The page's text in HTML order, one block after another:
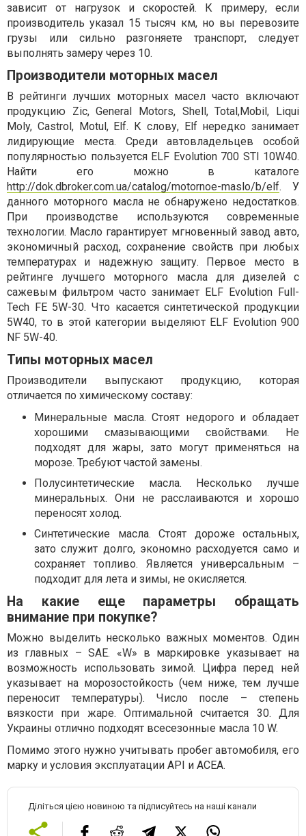
зависит от нагрузок и скоростей. К примеру, если
производитель указал 15 тысяч км, но вы перевозите
грузы или сильно разгоняете транспорт, следует
выполнять замеру через 10.
Производители моторных масел
В рейтинги лучших моторных масел часто включают
продукцию Zic, General Motors, Shell, Total,Mobil, Liqui
Moly, Castrol, Motul, Elf. К слову, Elf нередко занимает
лидирующие места. Среди автовладельцев особой
популярностью пользуется ELF Evolution 700 STI 10W40.
Найти его можно в каталоге
http://dok.dbroker.com.ua/catalog/motornoe-maslo/b/elf. У
данного моторного масла не обнаружено недостатков.
При производстве используются современные
технологии. Масло гарантирует мгновенный завод авто,
экономичный расход, сохранение свойств при любых
температурах и надежную защиту. Первое место в
рейтинге лучшего моторного масла для дизелей с
сажевым фильтром часто занимает ELF Evolution Full-
Tech FE 5W-30. Что касается синтетической продукции
5W40, то в этой категории выделяют ELF Evolution 900
NF 5W-40.
Типы моторных масел
Производители выпускают продукцию, которая
отличается по химическому составу:
Минеральные масла. Стоят недорого и обладает
хорошими смазывающими свойствами. Не
подходят для жары, зато могут применяться на
морозе. Требуют частой замены.
Полусинтетические масла. Несколько лучше
минеральных. Они не расслаиваются и хорошо
переносят холод.
Синтетические масла. Стоят дороже остальных,
зато служит долго, экономно расходуется само и
сохраняет топливо. Является универсальным –
подходит для лета и зимы, не окисляется.
На какие еще параметры обращать
внимание при покупке?
Можно выделить несколько важных моментов. Один
из главных – SAE. «W» в маркировке указывает на
возможность использовать зимой. Цифра перед ней
указывает на морозостойкость (чем ниже, тем лучше
переносит температуры). Число после – степень
вязкости при жаре. Оптимальной считается 30. Для
Украины отлично подходят всесезонные масла 10 W.
Помимо этого нужно учитывать пробег автомобиля, его
марку и условия эксплуатации API и ACEA.
Діліться цією новиною та підписуйтесь на наші канали